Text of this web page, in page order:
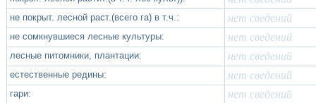
не покрыт. лесной раст.(всего га) в т.ч.: нет сведений
не сомкнувшиеся лесные культуры: нет сведений
лесные питомники, плантации: нет сведений
естественные редины: нет сведений
гари: нет сведений